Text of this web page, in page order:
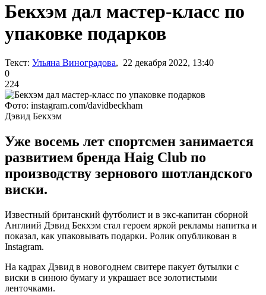
Бекхэм дал мастер-класс по
упаковке подарков
Текст: Ульяна Виноградова, 22 декабря 2022, 13:40
0
224
Фото: instagram.com/davidbeckham
Дэвид Бекхэм
Уже восемь лет спортсмен занимается
развитием бренда Haig Club по
производству зернового шотландского
виски.
Известный британский футболист и в экс-капитан сборной
Англиий Дэвид Бекхэм стал героем яркой рекламы напитка и
показал, как упаковывать подарки. Ролик опубликован в
Instagram.
На кадрах Дэвид в новогоднем свитере пакует бутылки с
виски в синюю бумагу и украшает все золотистыми
ленточками.